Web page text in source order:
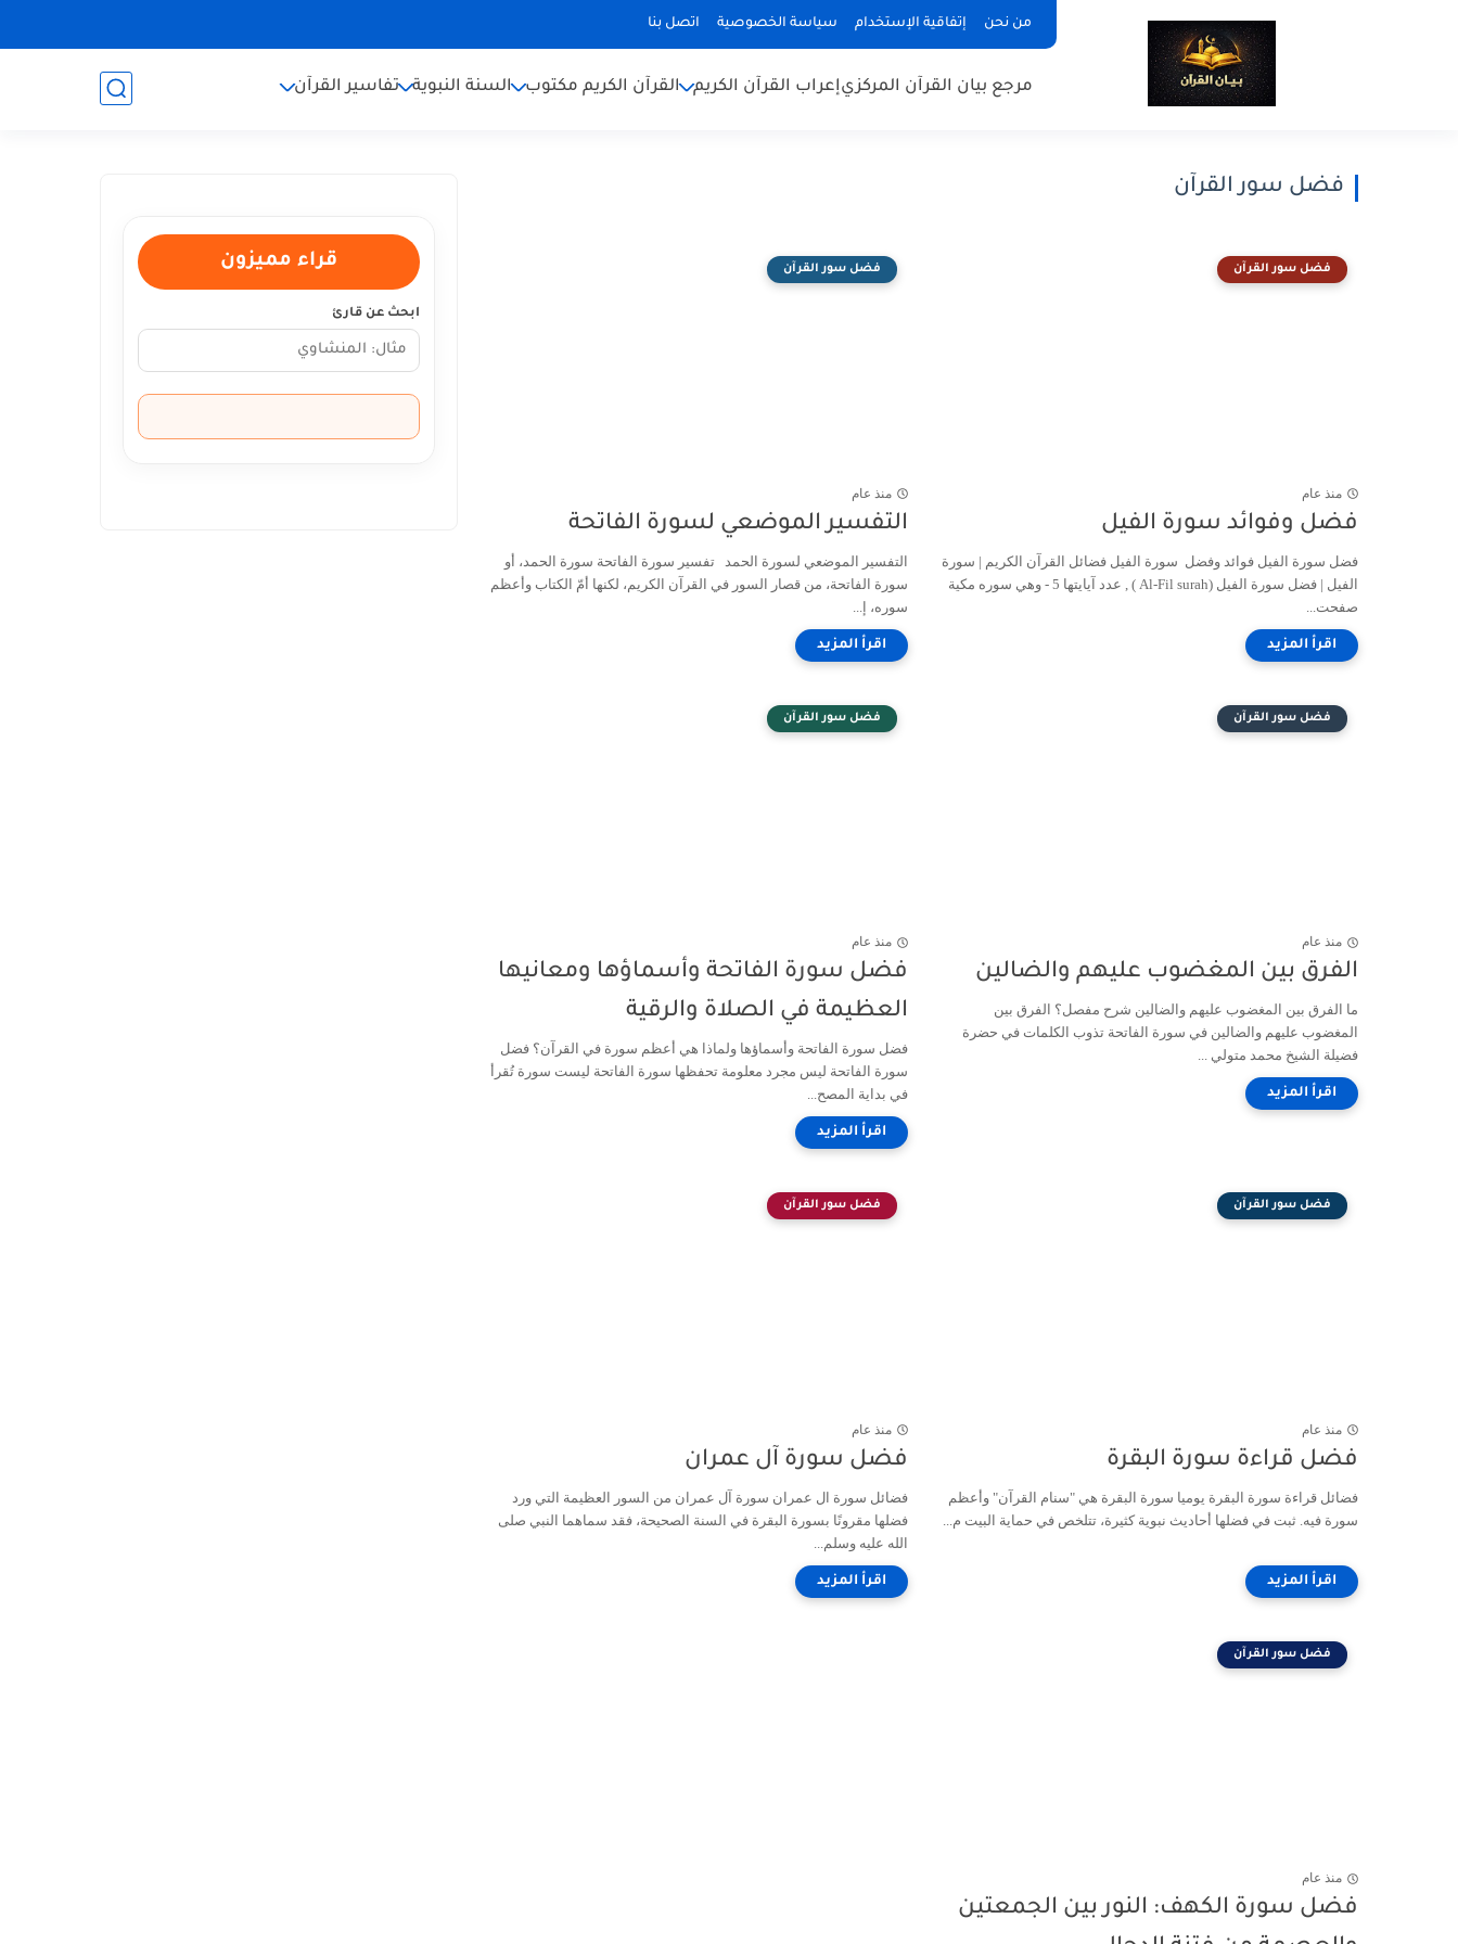
من نحن إتفاقية الإستخدام سياسة الخصوصية اتصل بنا
مرجع بيان القرآن المركزيإعراب القرآن الكريم القرآن الكريم مكتوب السنة النبوية تفاسير القرآن
فضل سور القرآن
فضل سور القرآن
منذ عام
فضل وفوائد سورة الفيل
فضل سورة الفيل فوائد وفضل سورة الفيل فضائل القرآن الكريم | سورة
الفيل | فضل سورة الفيل (Al-Fil surah ) , عدد آيايتها 5 - وهي سوره مكية
صفحت...
فضل سور القرآن
منذ عام
التفسير الموضعي لسورة الفاتحة
التفسير الموضعي لسورة الحمد تفسير سورة الفاتحة سورة الحمد، أو
سورة الفاتحة، من قصار السور في القرآن الكريم، لكنها أمّ الكتاب وأعظم
سوره، إ...
فضل سور القرآن
منذ عام
الفرق بين المغضوب عليهم والضالين
ما الفرق بين المغضوب عليهم والضالين شرح مفصل؟ الفرق بين
المغضوب عليهم والضالين في سورة الفاتحة تذوب الكلمات في حضرة
فضيلة الشيخ محمد متولي ...
فضل سور القرآن
منذ عام
فضل سورة الفاتحة وأسماؤها ومعانيها
العظيمة في الصلاة والرقية
فضل سورة الفاتحة وأسماؤها ولماذا هي أعظم سورة في القرآن؟ فضل
سورة الفاتحة ليس مجرد معلومة تحفظها سورة الفاتحة ليست سورة تُقرأ
في بداية المصح...
فضل سور القرآن
منذ عام
فضل قراءة سورة البقرة
فضائل قراءة سورة البقرة يوميا سورة البقرة هي "سنام القرآن" وأعظم
سورة فيه. ثبت في فضلها أحاديث نبوية كثيرة، تتلخص في حماية البيت م...
فضل سور القرآن
منذ عام
فضل سورة آل عمران
فضائل سورة ال عمران سورة آل عمران من السور العظيمة التي ورد
فضلها مقرونًا بسورة البقرة في السنة الصحيحة، فقد سماهما النبي صلى
الله عليه وسلم...
فضل سور القرآن
منذ عام
فضل سورة الكهف: النور بين الجمعتين
قراء مميزون
ابحث عن قارئ